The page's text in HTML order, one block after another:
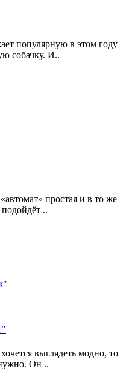
популярную в этом году
собачку. И..
простая и в то же
..
выглядеть модно, то
Он ..